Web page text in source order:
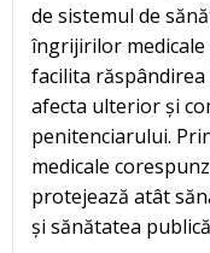
de sistemul de
îngrijirilor medicale
facilita
afecta ulterior și
penitenciarului.
medicale
protejează atât
și sănătatea